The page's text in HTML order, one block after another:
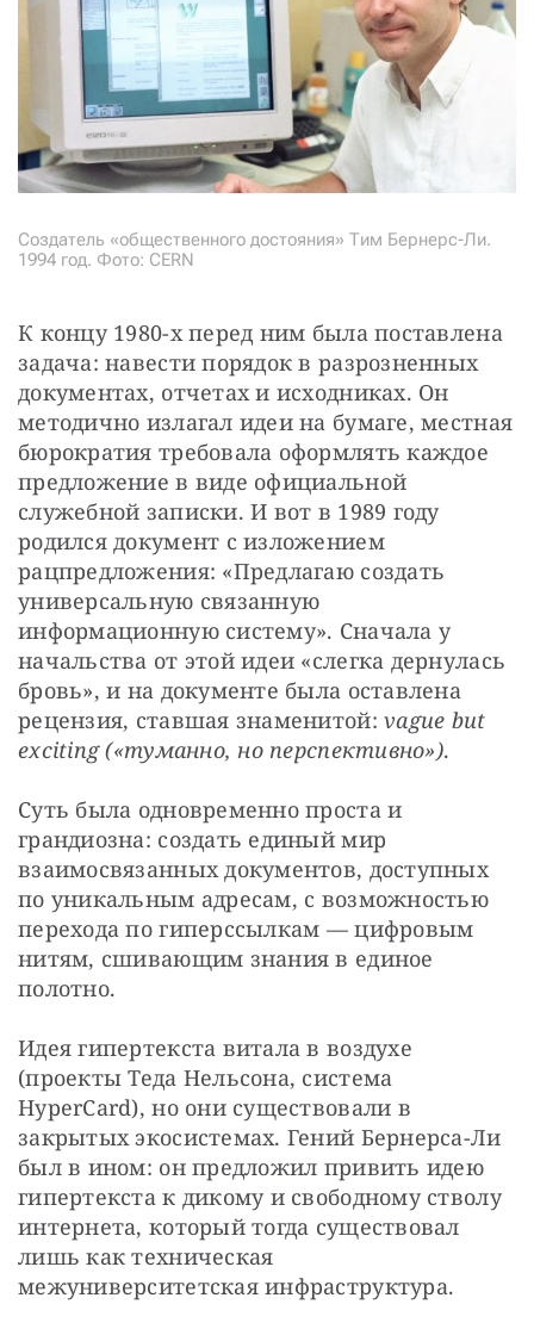
Создатель «общественного достояния» Тим Бернерс-Ли.
1994 год. Фото: CERN
К концу 1980-х перед ним была поставлена
задача: навести порядок в разрозненных
документах, отчетах и исходниках. Он
методично излагал идеи на бумаге, местная
бюрократия требовала оформлять каждое
предложение в виде официальной
служебной записки. И вот в 1989 году
родился документ с изложением
рацпредложения: «Предлагаю создать
универсальную связанную
информационную систему». Сначала у
начальства от этой идеи «слегка дернулась
бровь», и на документе была оставлена
рецензия, ставшая знаменитой: vague but
exciting («туманно, но перспективно»).
Суть была одновременно проста и
грандиозна: создать единый мир
взаимосвязанных документов, доступных
по уникальным адресам, с возможностью
перехода по гиперссылкам — цифровым
нитям, сшивающим знания в единое
полотно.
Идея гипертекста витала в воздухе
(проекты Теда Нельсона, система
HyperCard), но они существовали в
закрытых экосистемах. Гений Бернерса-Ли
был в ином: он предложил привить идею
гипертекста к дикому и свободному стволу
интернета, который тогда существовал
лишь как техническая
межуниверситетская инфраструктура.